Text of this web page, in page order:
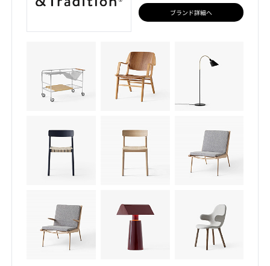
ブランド詳細へ